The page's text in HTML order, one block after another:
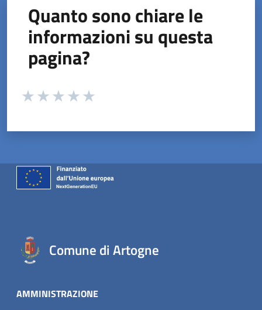
Quanto sono chiare le
informazioni su questa
pagina?
Valuta da 1 a 5 stelle la pagina
Comune di Artogne
AMMINISTRAZIONE